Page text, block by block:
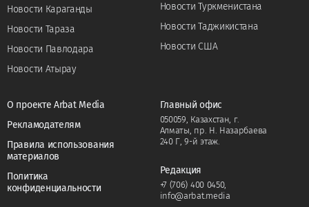
Новости Караганды
Новости Тараза
Новости Павлодара
Новости Атырау
Новости Туркменистана
Новости Таджикистана
Новости США
О проекте Arbat Media
Рекламодателям
Правила использования
материалов
Политика
конфиденциальности
Главный офис
050059, Казахстан, г.
Алматы, пр. Н. Назарбаева
240 Г, 9-й этаж.
Редакция
+7 (706) 400 0450,
info@arbat.media